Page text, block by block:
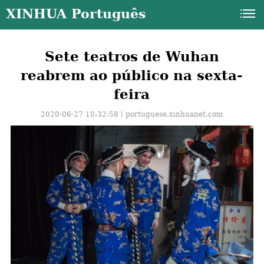
XINHUA Português
Sete teatros de Wuhan
reabrem ao público na sexta-
feira
2020-06-27 10:32:58丨portuguese.xinhuanet.com